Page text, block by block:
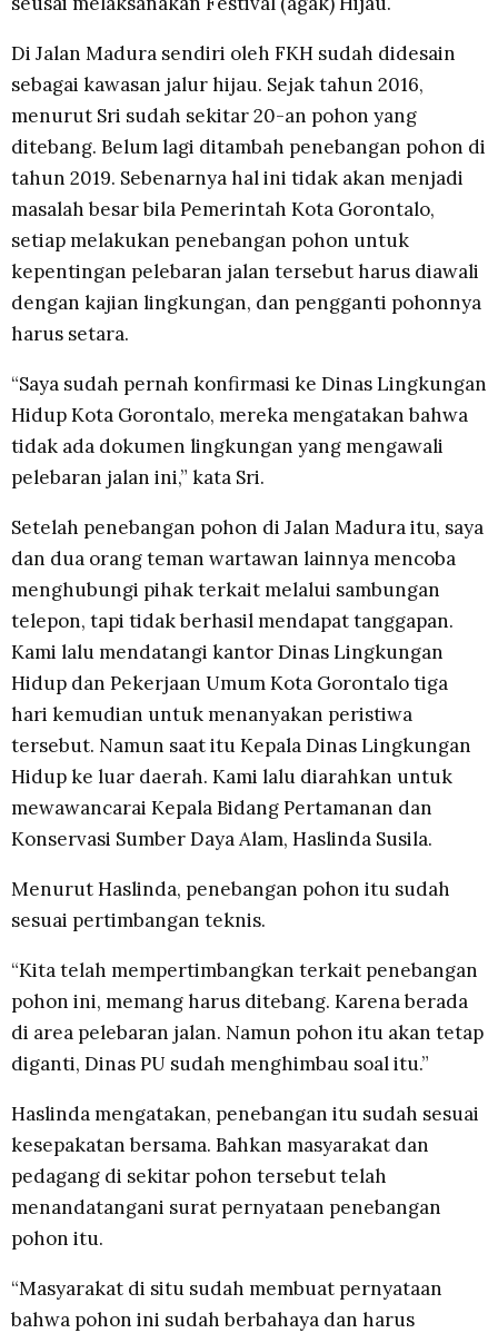
Di Jalan Madura sendiri oleh FKH sudah didesain
sebagai kawasan jalur hijau. Sejak tahun 2016,
menurut Sri sudah sekitar 20-an pohon yang
ditebang. Belum lagi ditambah penebangan pohon di
tahun 2019. Sebenarnya hal ini tidak akan menjadi
masalah besar bila Pemerintah Kota Gorontalo,
setiap melakukan penebangan pohon untuk
kepentingan pelebaran jalan tersebut harus diawali
dengan kajian lingkungan, dan pengganti pohonnya
harus setara.
“Saya sudah pernah konfirmasi ke Dinas Lingkungan
Hidup Kota Gorontalo, mereka mengatakan bahwa
tidak ada dokumen lingkungan yang mengawali
pelebaran jalan ini,” kata Sri.
Setelah penebangan pohon di Jalan Madura itu, saya
dan dua orang teman wartawan lainnya mencoba
menghubungi pihak terkait melalui sambungan
telepon, tapi tidak berhasil mendapat tanggapan.
Kami lalu mendatangi kantor Dinas Lingkungan
Hidup dan Pekerjaan Umum Kota Gorontalo tiga
hari kemudian untuk menanyakan peristiwa
tersebut. Namun saat itu Kepala Dinas Lingkungan
Hidup ke luar daerah. Kami lalu diarahkan untuk
mewawancarai Kepala Bidang Pertamanan dan
Konservasi Sumber Daya Alam, Haslinda Susila.
Menurut Haslinda, penebangan pohon itu sudah
sesuai pertimbangan teknis.
“Kita telah mempertimbangkan terkait penebangan
pohon ini, memang harus ditebang. Karena berada
di area pelebaran jalan. Namun pohon itu akan tetap
diganti, Dinas PU sudah menghimbau soal itu.”
Haslinda mengatakan, penebangan itu sudah sesuai
kesepakatan bersama. Bahkan masyarakat dan
pedagang di sekitar pohon tersebut telah
menandatangani surat pernyataan penebangan
pohon itu.
“Masyarakat di situ sudah membuat pernyataan
bahwa pohon ini sudah berbahaya dan harus